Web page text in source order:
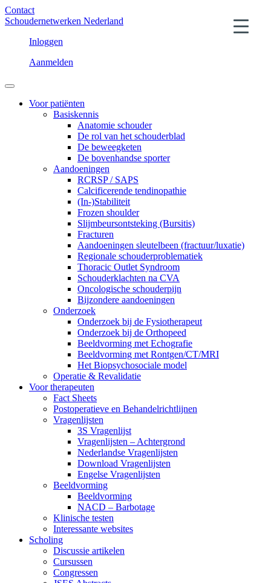
Contact
Schoudernetwerken Nederland
Inloggen
Aanmelden
Voor patiënten
Basiskennis
Anatomie schouder
De rol van het schouderblad
De beweegketen
De bovenhandse sporter
Aandoeningen
RCRSP / SAPS
Calcificerende tendinopathie
(In-)Stabiliteit
Frozen shoulder
Slijmbeursontsteking (Bursitis)
Fracturen
Aandoeningen sleutelbeen (fractuur/luxatie)
Regionale schouderproblematiek
Thoracic Outlet Syndroom
Schouderklachten na CVA
Oncologische schouderpijn
Bijzondere aandoeningen
Onderzoek
Onderzoek bij de Fysiotherapeut
Onderzoek bij de Orthopeed
Beeldvorming met Echografie
Beeldvorming met Rontgen/CT/MRI
Het Biopsychosociale model
Operatie & Revalidatie
Voor therapeuten
Fact Sheets
Postoperatieve en Behandelrichtlijnen
Vragenlijsten
3S Vragenlijst
Vragenlijsten – Achtergrond
Nederlandse Vragenlijsten
Download Vragenlijsten
Engelse Vragenlijsten
Beeldvorming
Beeldvorming
NACD – Barbotage
Klinische testen
Interessante websites
Scholing
Discussie artikelen
Cursussen
Congressen